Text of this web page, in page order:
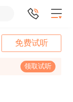
免费试听
领取试听